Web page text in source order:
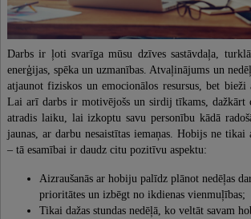
Darbs ir ļoti svarīga mūsu dzīves sastāvdaļa,
enerģijas, spēka un uzmanības. Atvaļinājums un
atjaunot fiziskos un emocionālos resursus, bet
Lai arī darbs ir motivējošs un sirdij tīkams, dažkārt
atradis laiku, lai izkoptu savu personību kādā
jaunas, ar darbu nesaistītas iemaņas. Hobijs ne tikai
– tā esamībai ir daudz citu pozitīvu aspektu:
Aizraušanās ar hobiju palīdz plānot nedēļas
prioritātes un izbēgt no ikdienas vienmuļības;
Tikai dažas stundas nedēļā, ko veltāt savam